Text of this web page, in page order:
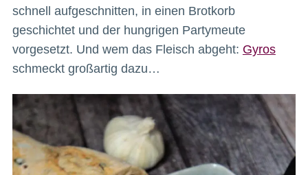
schnell aufgeschnitten, in einen Brotkorb
geschichtet und der hungrigen Partymeute
vorgesetzt. Und wem das Fleisch abgeht: Gyros
schmeckt großartig dazu…